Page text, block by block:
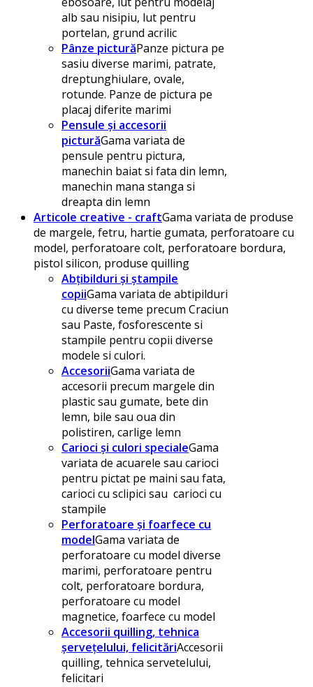
alb sau nisipiu, lut pentru
portelan, grund acrilic
Pânze picturăPanze pictura pe
sasiu diverse marimi, patrate,
dreptunghiulare, ovale,
rotunde. Panze de pictura pe
placaj diferite marimi
Pensule și accesorii
picturăGama variata de
pensule pentru pictura,
manechin baiat si fata din lemn,
manechin mana stanga si
dreapta din lemn
Articole creative - craftGama variata de produse
de margele, fetru, hartie gumata, perforatoare cu
model, perforatoare colt, perforatoare bordura,
pistol silicon, produse quilling
Abțibilduri și ștampile
copiiGama variata de abtipilduri
cu diverse teme precum Craciun
sau Paste, fosforescente si
stampile pentru copii diverse
modele si culori.
AccesoriiGama variata de
accesorii precum margele din
plastic sau gumate, bete din
lemn, bile sau oua din
polistiren, carlige lemn
Carioci și culori specialeGama
variata de acuarele sau carioci
pentru pictat pe maini sau fata,
carioci cu sclipici sau carioci cu
stampile
Perforatoare și foarfece cu
modelGama variata de
perforatoare cu model diverse
marimi, perforatoare pentru
colt, perforatoare bordura,
perforatoare cu model
magnetice, foarfece cu model
Accesorii quilling, tehnica
șervețelului, felicităriAccesorii
quilling, tehnica servetelului,
felicitari